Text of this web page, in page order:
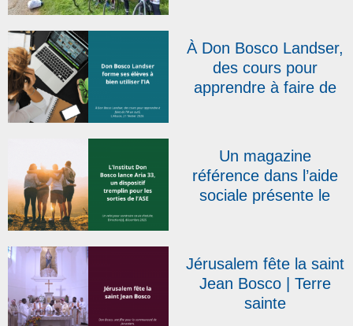
le Don Bosco Tour qui
s’élancera le 20 avril
À Don Bosco Landser,
des cours pour
apprendre à faire de
Un magazine
référence dans l’aide
sociale présente le
Jérusalem fête la saint
Jean Bosco | Terre
sainte